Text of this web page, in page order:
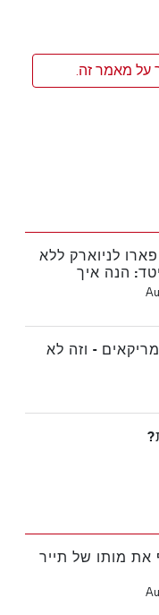
על מאמר זה.
לניוארק ללא
הנה איך
- וזה לא
את מותו של תייר